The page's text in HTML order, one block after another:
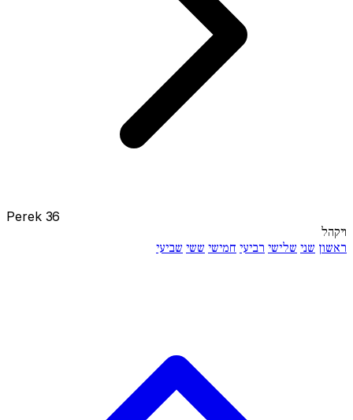
Perek 36
ויקהל
ראשון שני שלישי רביעי חמישי ששי שביעי